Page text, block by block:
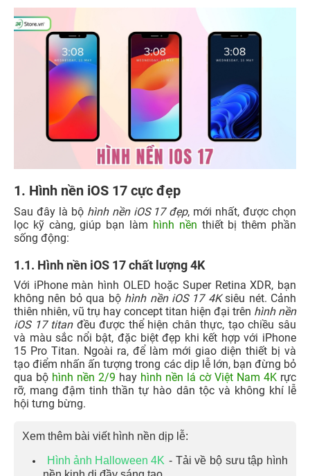
1. Hình nền iOS 17 cực đẹp
Sau đây là bộ hình nền iOS 17 đẹp, mới nhất, được chọn
lọc kỹ càng, giúp bạn làm hình nền thiết bị thêm phần
sống động:
1.1. Hình nền iOS 17 chất lượng 4K
Với iPhone màn hình OLED hoặc Super Retina XDR, bạn
không nên bỏ qua bộ hình nền iOS 17 4Ksiêu nét. Cảnh
thiên nhiên, vũ trụ hay concept titan hiện đại trên hình nền
iOS 17 titanđều được thể hiện chân thực, tạo chiều sâu
và màu sắc nổi bật, đặc biệt đẹp khi kết hợp với iPhone
15 Pro Titan. Ngoài ra, để làm mới giao diện thiết bị và
tạo điểm nhấn ấn tượng trong các dịp lễ lớn, bạn đừng bỏ
qua bộ hình nền 2/9 hay hình nền lá cờ Việt Nam 4K rực
rỡ, mang đậm tinh thần tự hào dân tộc và không khí lễ
hội tưng bừng.
Xem thêm bài viết hình nền dịp lễ:
Hình ảnh Halloween 4K - Tải về bộ sưu tập hình